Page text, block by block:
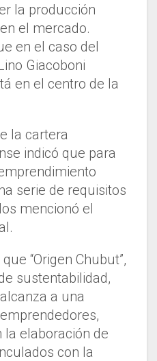
la producción
el mercado.
en el caso del
Giacoboni
en el centro de la
la cartera
indicó que para
serie de requisitos
mencionó el
“Origen Chubut”,
sustentabilidad,
a una
elaboración de
con la